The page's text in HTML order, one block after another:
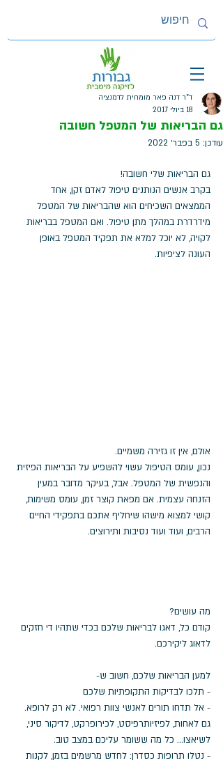
גם הבריאות של המטפל חשובה
ד"ר דנה פאר מומחית לדמנציה
18 ביולי 2017
עודכן: 5 בפבר׳ 2022
גם הבריאות שלי חשובה!
בקרב אנשים הנותנים טיפול לאדם זקן, אחד
הממצאים השכיחים הוא שהבריאות של המטפל
מידרדרת במהלך מתן טיפול. ואם המטפל בבריאות
לקויה, לא יוכל למלא את תפקיד המטפל באופן
העונה לציפיות.
אולם, אין זו גזירה משמיים.
נכון, עומס הטיפול עשוי להשפיע על הבריאות הפיזית
והנפשית של המטפל. אבל, בעיקר מדובר במעין
הזנחה עצמית. אם מפאת קוצר זמן, עומס משימות,
קושי למצוא מישהו שיחליף אתכם בתפקידי החיים
הרבים, ועוד ועוד נסיבות ותירוצים.
מה עושים?
קודם כל, דאגו לבריאות שלכם בכדי שתהיו די חזקים
לדאוג ליקירכם.
למען הבריאות שלכם, חשוב ש-
- תלכו לבדיקות התקופתיות שלכם
- אל תדחו תורים לאנשי צוות רפואי. לא רק לרופא.
גם לאחות, לפיזיותרפיסט, לכירופרקט, לדיקור סיני,
לשיאצו... כל מה ששומר עליכם במצב טוב.
- נטלו תרופות כסדרן: לחדש מרשמים בזמן, לקנות